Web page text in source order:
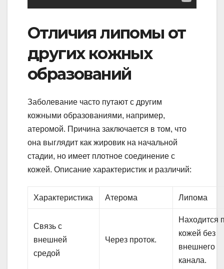
Отличия липомы от
других кожных
образований
Заболевание часто путают с другим
кожными образованиями, например,
атеромой. Причина заключается в том, что
она выглядит как жировик на начальной
стадии, но имеет плотное соединение с
кожей. Описание характеристик и различий:
Характеристика Атерома Липома
Связь с
внешней
средой
Через проток.
Находится
кожей без
внешнего
канала.